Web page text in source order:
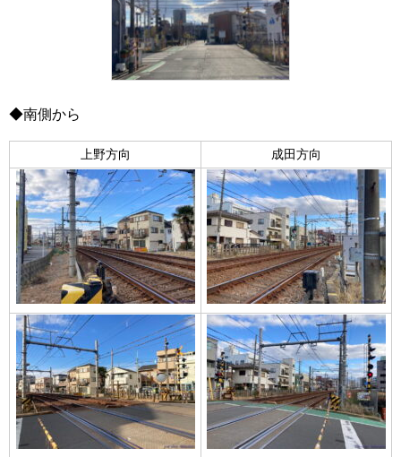
◆南側から
上野方向 成田方向